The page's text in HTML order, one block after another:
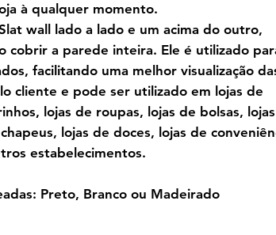
à qualquer momento.
wall lado a lado e um acima do outro,
cobrir a parede inteira. Ele é utilizado
facilitando uma melhor visualização
cliente e pode ser utilizado em lojas de
lojas de roupas, lojas de bolsas,
lojas de doces, lojas de
estabelecimentos.
Preto, Branco ou Madeirado